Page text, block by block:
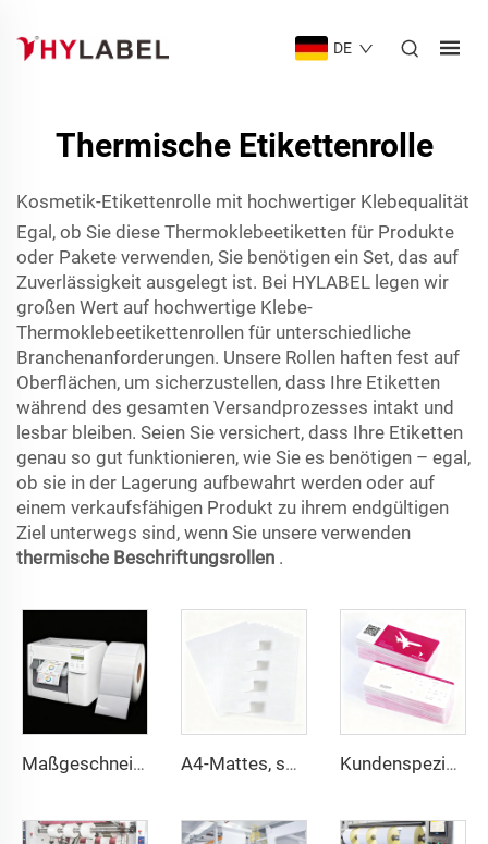
DE
Thermische Etikettenrolle
Kosmetik-Etikettenrolle mit hochwertiger Klebequalität
Egal, ob Sie diese Thermoklebeetiketten für Produkte
oder Pakete verwenden, Sie benötigen ein Set, das auf
Zuverlässigkeit ausgelegt ist. Bei HYLABEL legen wir
großen Wert auf hochwertige Klebe-
Thermoklebeetikettenrollen für unterschiedliche
Branchenanforderungen. Unsere Rollen haften fest auf
Oberflächen, um sicherzustellen, dass Ihre Etiketten
während des gesamten Versandprozesses intakt und
lesbar bleiben. Seien Sie versichert, dass Ihre Etiketten
genau so gut funktionieren, wie Sie es benötigen – egal,
ob sie in der Lagerung aufbewahrt werden oder auf
einem verkaufsfähigen Produkt zu ihrem endgültigen
Ziel unterwegs sind, wenn Sie unsere verwenden
thermische Beschriftungsrollen .
Maßgeschneiderte, durchgehende Hochglanz-Matt-Syntheseklebeetikette aus Inkjet-Papier, Rolle, 102 mm, 216 mm, Inkjet-Aufkleber A4-Mattes, schreibmaschinenfestes Vellum-Etikett Barcode-Aufkleber Etikett A4-Etikettenbogen 8,5x11 Zoll für Laserdrucker & Tintenstrahldrucker Kundenspezifischer Thermotransfer-Druck auf Karton, Flugtickets, Fluglinien-Tickets, Boarding-Pass, Papier-Flugtickets